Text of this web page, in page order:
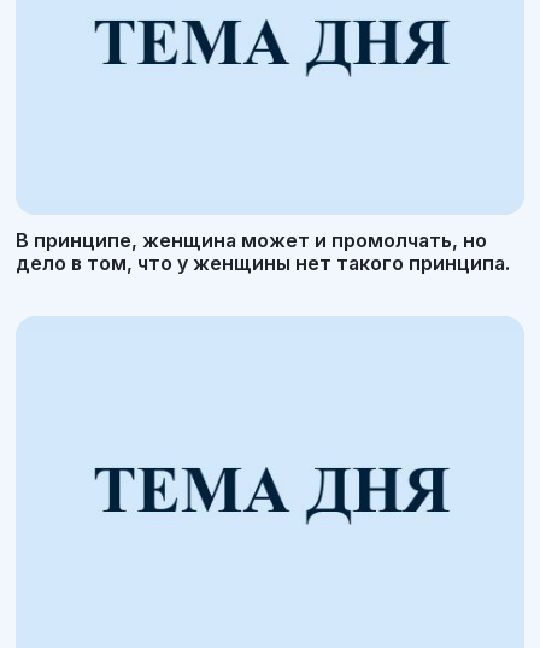
В принципе, женщина может и промолчать, но
дело в том, что у женщины нет такого принципа.